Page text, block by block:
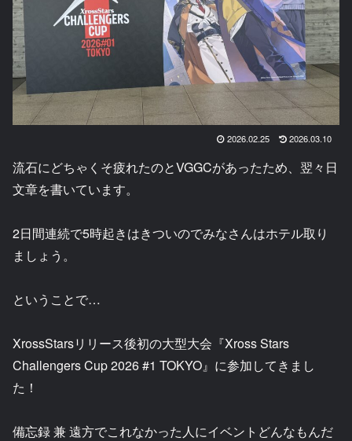
2026.02.25 2026.03.10
流石にどちゃくそ疲れたのとVGGCがあったため、翌々日
文章を書いています。
2日間連続で5時起きはきついのでみなさんはホテル取り
ましょう。
ということで…
XrossStarsリリース後初の大型大会『Xross Stars
Challengers Cup 2026 #1 TOKYO』に参加してきまし
た！
備忘録 兼 遠方でこれなかった人にイベントどんなもんだ